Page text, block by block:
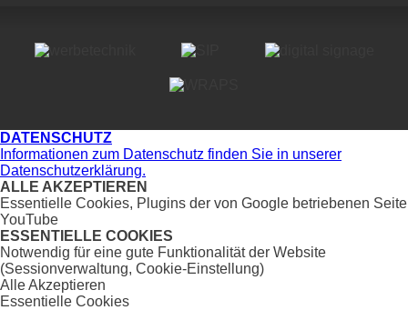
DATENSCHUTZ
Informationen zum Datenschutz finden Sie in unserer
Datenschutzerklärung.
ALLE AKZEPTIEREN
Essentielle Cookies, Plugins der von Google betriebenen Seite
YouTube
ESSENTIELLE COOKIES
Notwendig für eine gute Funktionalität der Website
(Sessionverwaltung, Cookie-Einstellung)
Alle Akzeptieren
Essentielle Cookies